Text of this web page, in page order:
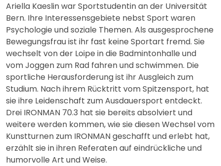
Ariella Kaeslin war Sportstudentin an der Universität
Bern. Ihre Interessensgebiete nebst Sport waren
Psychologie und soziale Themen. Als ausgesprochene
Bewegungsfrau ist ihr fast keine Sportart fremd. Sie
wechselt von der Loipe in die Badmintonhalle und
vom Joggen zum Rad fahren und schwimmen. Die
sportliche Herausforderung ist ihr Ausgleich zum
Studium. Nach ihrem Rücktritt vom Spitzensport, hat
sie ihre Leidenschaft zum Ausdauersport entdeckt.
Drei IRONMAN 70.3 hat sie bereits absolviert und
weitere werden kommen, wie sie diesen Wechsel vom
Kunstturnen zum IRONMAN geschafft und erlebt hat,
erzählt sie in ihren Referaten auf eindrückliche und
humorvolle Art und Weise.